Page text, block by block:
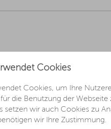
gleichwertig zur deutschen
Cookies
Cookies, um Ihre
die Benutzung der Webseite
setzen wir auch Cookies zu
wir Ihre Zustimmung.